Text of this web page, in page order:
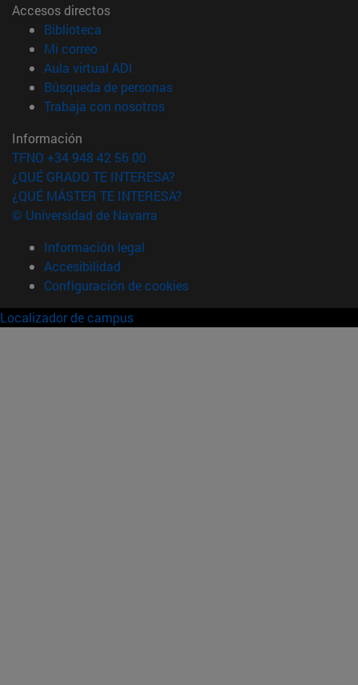
Accesos directos
Biblioteca
Mi correo(abre en nueva ventana)
Aula virtual ADI
Búsqueda de personas(abre en nueva ventana)
Trabaja con nosotros(abre en nueva ventana)
Información
TFNO +34 948 42 56 00
¿QUÉ GRADO TE INTERESA?
¿QUÉ MÁSTER TE INTERESA?
© Universidad de Navarra
Información legal
Accesibilidad
Configuración de cookies
Localizador de campus